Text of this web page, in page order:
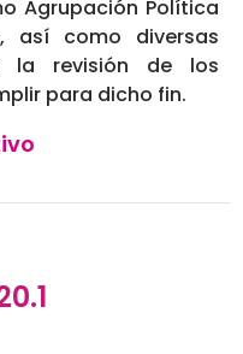
Agrupación Política
así como diversas
la revisión de los
para dicho fin.